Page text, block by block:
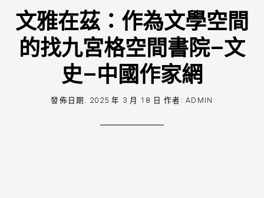
文雅在茲：作為文學空間
的找九宮格空間書院–文
史–中國作家網
發佈日期: 2025 年 3 月 18 日 作者:ADMIN